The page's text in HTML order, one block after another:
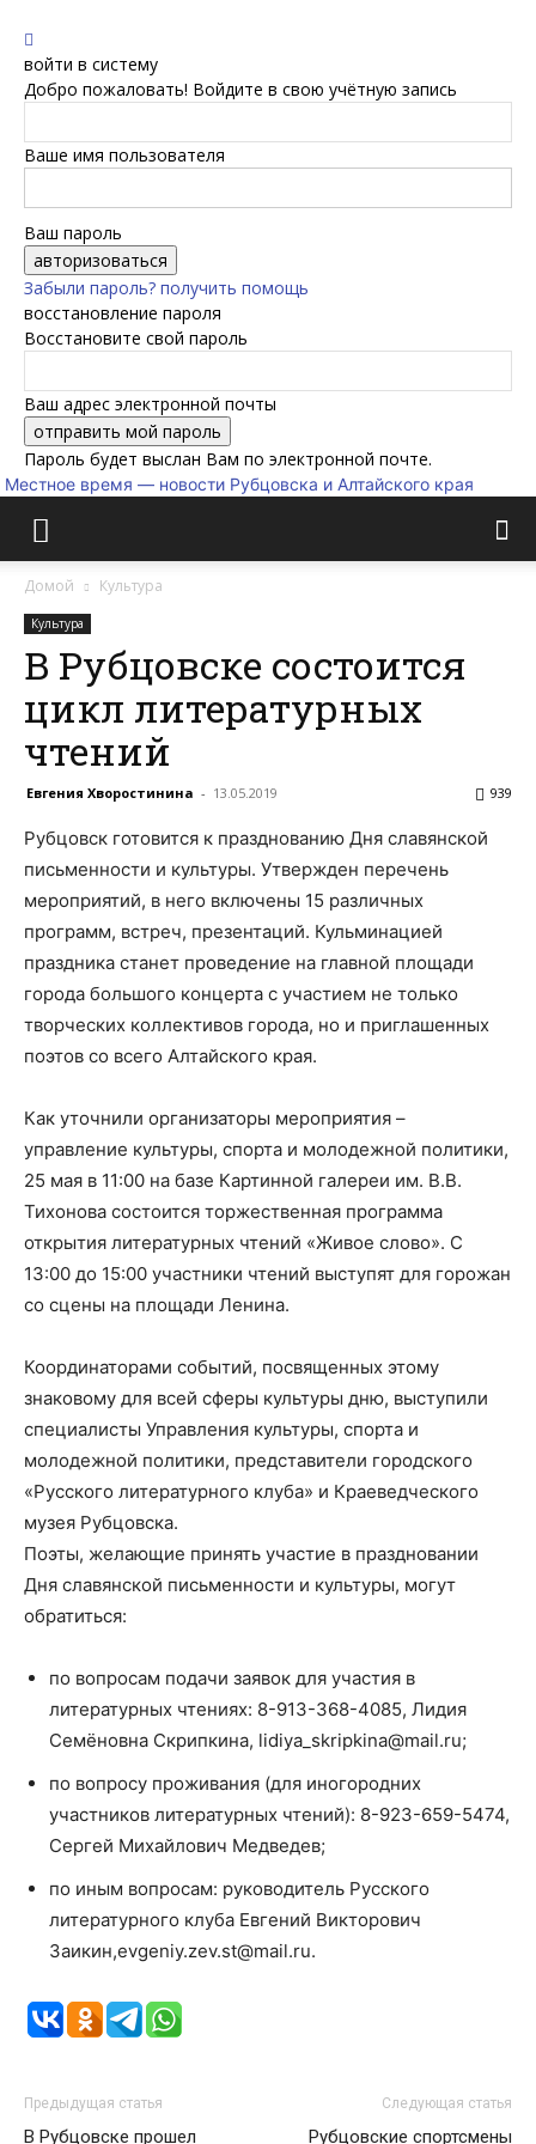
войти в систему
Добро пожаловать! Войдите в свою учётную запись
Ваше имя пользователя
Ваш пароль
Забыли пароль? получить помощь
восстановление пароля
Восстановите свой пароль
Ваш адрес электронной почты
Пароль будет выслан Вам по электронной почте.
Местное время — новости Рубцовска и Алтайского края
Домой Культура
Культура
В Рубцовске состоится
цикл литературных
чтений
Евгения Хворостинина - 13.05.2019 939
Рубцовск готовится к празднованию Дня славянской
письменности и культуры. Утвержден перечень
мероприятий, в него включены 15 различных
программ, встреч, презентаций. Кульминацией
праздника станет проведение на главной площади
города большого концерта с участием не только
творческих коллективов города, но и приглашенных
поэтов со всего Алтайского края.
Как уточнили организаторы мероприятия –
управление культуры, спорта и молодежной политики,
25 мая в 11:00 на базе Картинной галереи им. В.В.
Тихонова состоится торжественная программа
открытия литературных чтений «Живое слово». С
13:00 до 15:00 участники чтений выступят для горожан
со сцены на площади Ленина.
Координаторами событий, посвященных этому
знаковому для всей сферы культуры дню, выступили
специалисты Управления культуры, спорта и
молодежной политики, представители городского
«Русского литературного клуба» и Краеведческого
музея Рубцовска.
Поэты, желающие принять участие в праздновании
Дня славянской письменности и культуры, могут
обратиться:
по вопросам подачи заявок для участия в
литературных чтениях: 8-913-368-4085, Лидия
Семёновна Скрипкина, lidiya_skripkina@mail.ru;
по вопросу проживания (для иногородних
участников литературных чтений): 8-923-659-5474,
Сергей Михайлович Медведев;
по иным вопросам: руководитель Русского
литературного клуба Евгений Викторович
Заикин,evgeniy.zev.st@mail.ru.
Предыдущая статья
В Рубцовске прошел
Следующая статья
Рубцовские спортсмены